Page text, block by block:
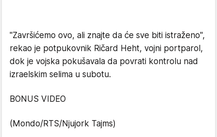
"Završićemo ovo, ali znajte da će sve biti istraženo",
rekao je potpukovnik Ričard Heht, vojni portparol,
dok je vojska pokušavala da povrati kontrolu nad
izraelskim selima u subotu.
BONUS VIDEO
(Mondo/RTS/Njujork Tajms)